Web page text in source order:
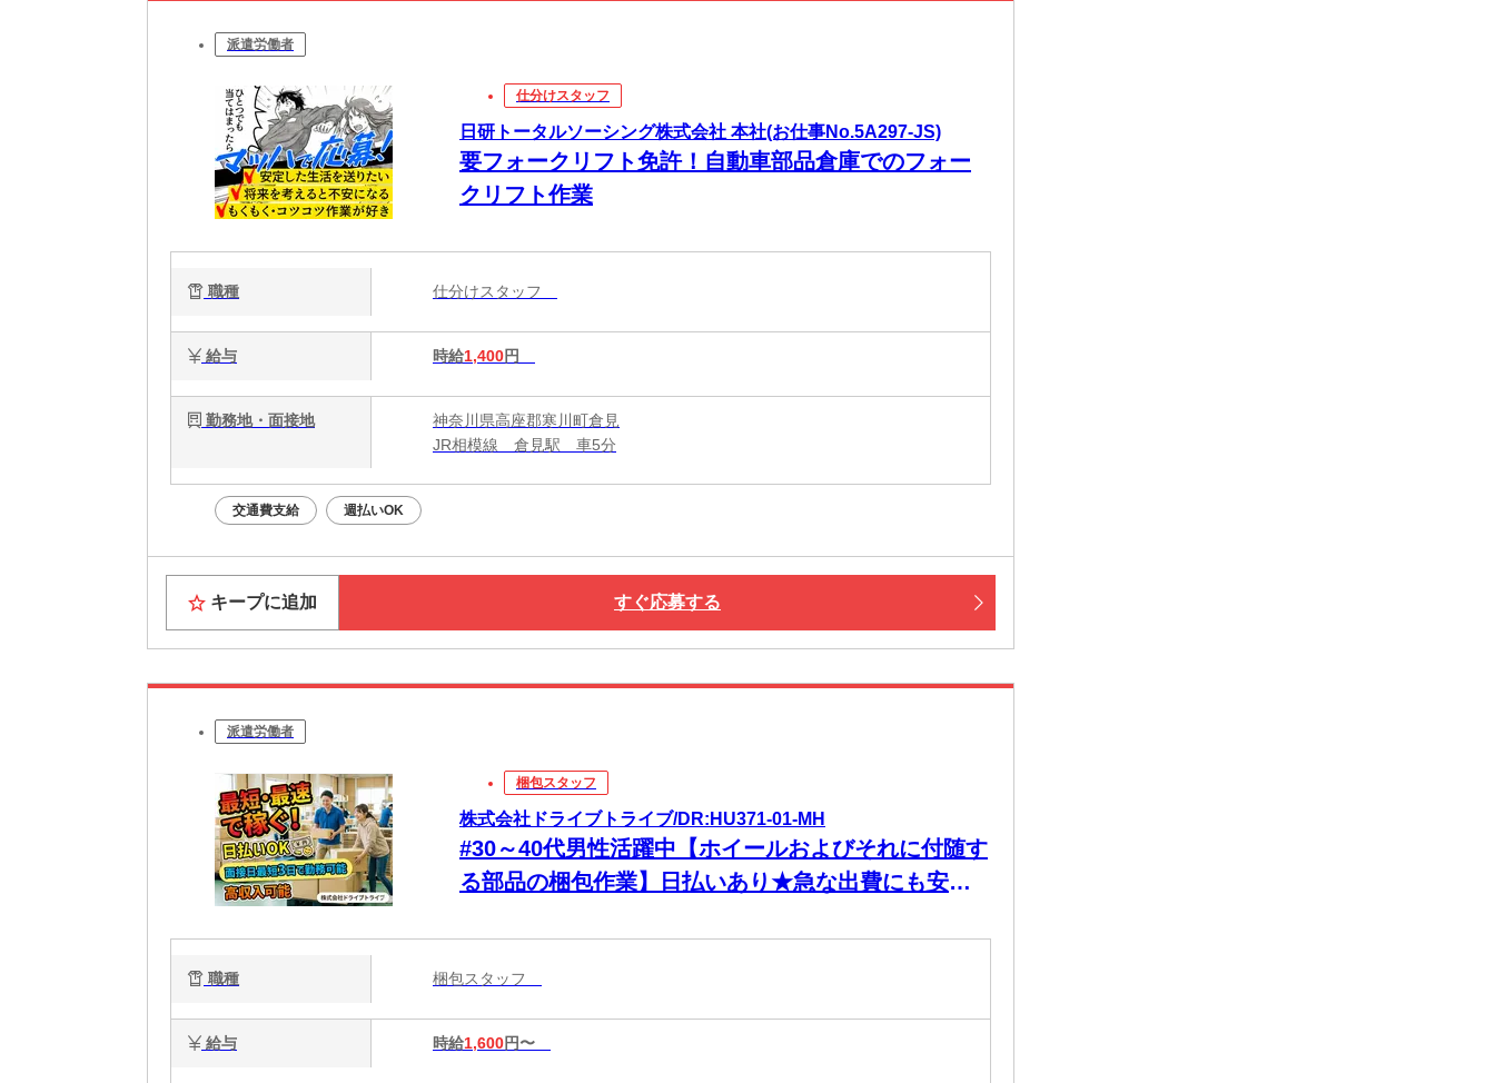
派遣労働者
仕分けスタッフ
日研トータルソーシング株式会社 本社(お仕事No.5A297-JS)
要フォークリフト免許！自動車部品倉庫でのフォー
クリフト作業
職種 仕分けスタッフ
給与 時給1,400円
勤務地・面接地
神奈川県高座郡寒川町倉見
JR相模線 倉見駅 車5分
交通費支給 週払いOK
キープに追加 すぐ応募する
派遣労働者
梱包スタッフ
株式会社ドライブトライブ/DR:HU371-01-MH
#30～40代男性活躍中【ホイールおよびそれに付随す
る部品の梱包作業】日払いあり★急な出費にも安心
職種 梱包スタッフ
給与 時給1,600円〜